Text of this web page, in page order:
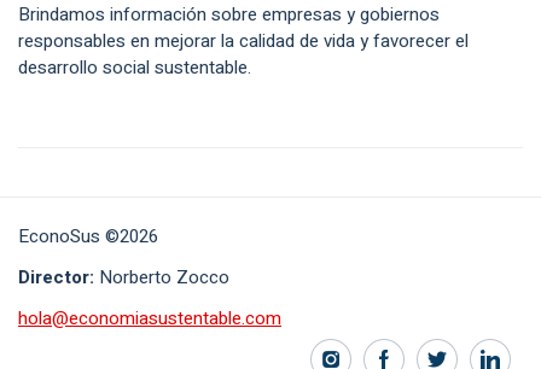
Brindamos información sobre empresas y gobiernos
responsables en mejorar la calidad de vida y favorecer el
desarrollo social sustentable.
EconoSus ©2026
Director: Norberto Zocco
hola@economiasustentable.com